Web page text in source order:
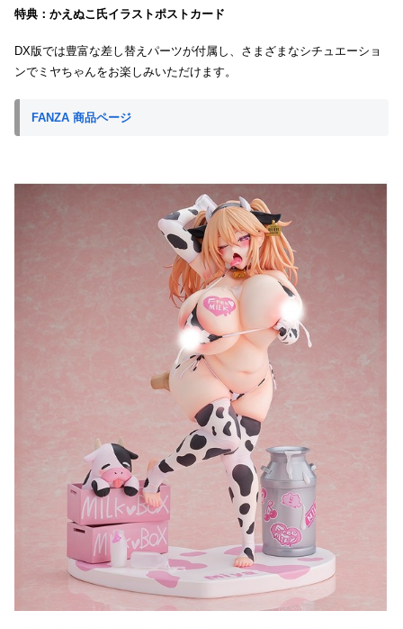
特典：かえぬこ氏イラストポストカード
DX版では豊富な差し替えパーツが付属し、さまざまなシチュエーショ
ンでミヤちゃんをお楽しみいただけます。
FANZA 商品ページ